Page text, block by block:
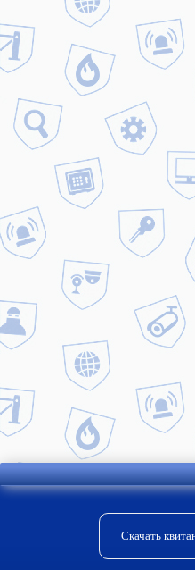
быть экзотикой и
доступной для
домов и квартир.
комплекса
механических
возможность на
и следить за
помещении.
мозгового
контролером;
сенсоров или
исполнителей
выполняют
управляющего
которого
Скачать